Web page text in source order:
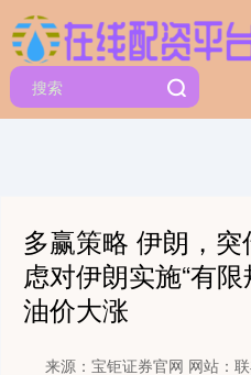
多赢策略 伊朗，
虑对伊朗实施“有限
油价大涨
来源：宝钜证券官网 网站：